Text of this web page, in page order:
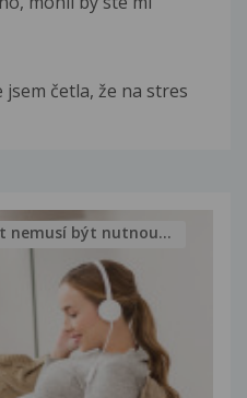
četla, že na stres
nemusí být nutnou...